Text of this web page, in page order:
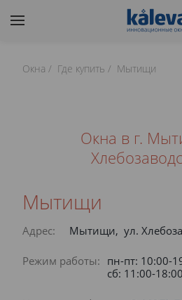
Окна Где купить Мытищи
Окна в г.
Мытищи
Адрес: Мытищи, ул.
Режим работы: пн-пт: 10:00-
сб: 11:00-18:00